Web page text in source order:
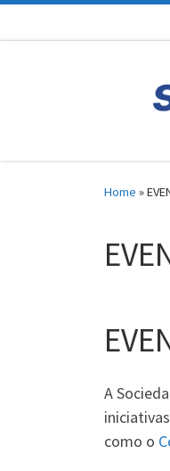
Home »
A
como o